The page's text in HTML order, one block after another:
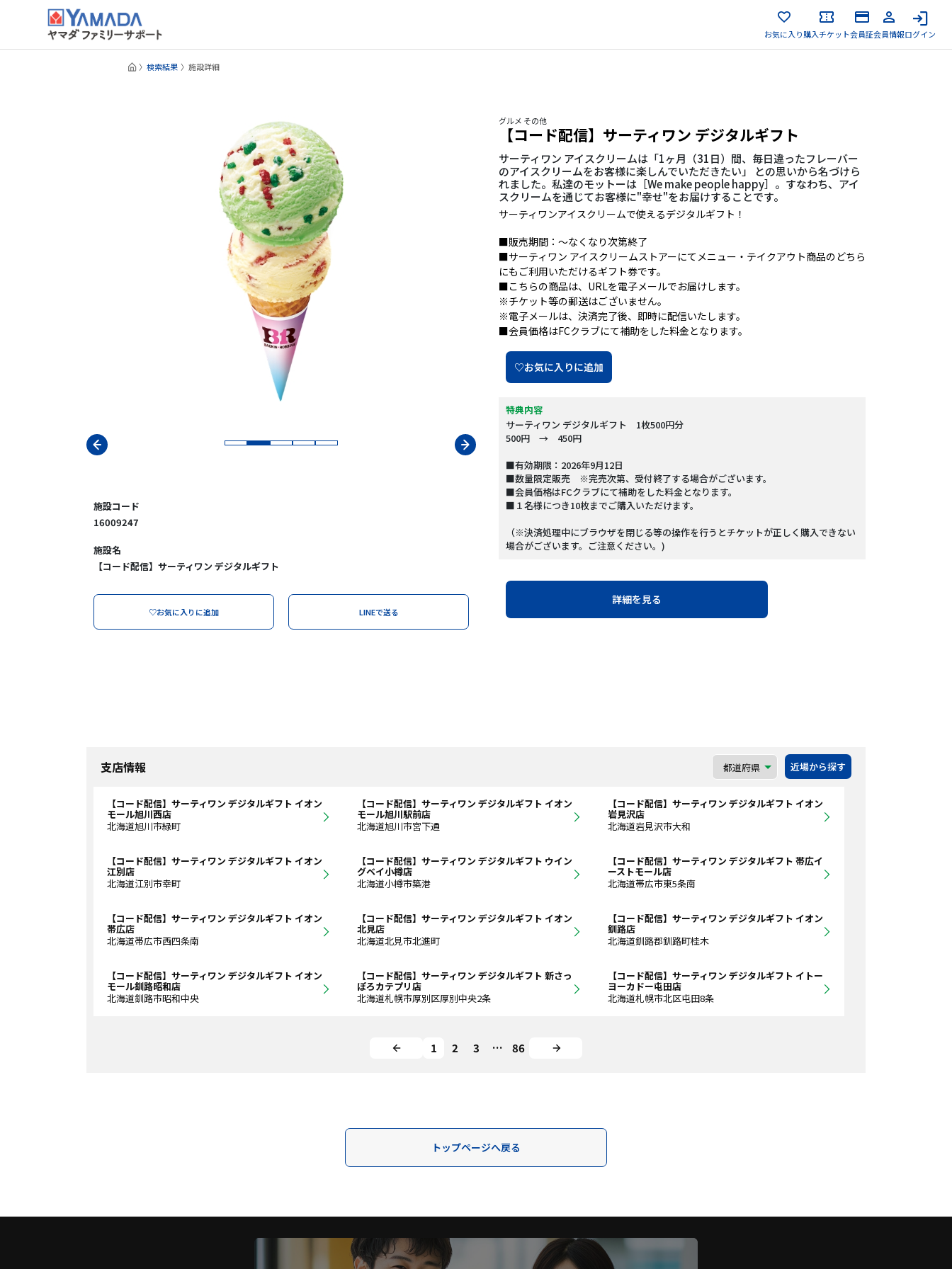
お気に入り購入チケット会員証会員情報ログイン
検索結果 施設詳細
グルメ その他
【コード配信】サーティワン デジタルギフト
サーティワン アイスクリームは「1ヶ月（31日）間、毎日違ったフレーバー
のアイスクリームをお客様に楽しんでいただきたい」 との思いから名づけら
れました。私達のモットーは［We make people happy］。すなわち、アイ
スクリームを通じてお客様に"幸せ"をお届けすることです。
サーティワンアイスクリームで使えるデジタルギフト！
■販売期間：～なくなり次第終了
■サーティワン アイスクリームストアーにてメニュー・テイクアウト商品のどちら
にもご利用いただけるギフト券です。
■こちらの商品は、URLを電子メールでお届けします。
※チケット等の郵送はございません。
※電子メールは、決済完了後、即時に配信いたします。
■会員価格はFCクラブにて補助をした料金となります。
♡お気に入りに追加
特典内容
サーティワン デジタルギフト 1枚500円分
500円 → 450円
■有効期限：2026年9月12日
■数量限定販売 ※完売次第、受付終了する場合がございます。
■会員価格はFCクラブにて補助をした料金となります。
■１名様につき10枚までご購入いただけます。
（※決済処理中にブラウザを閉じる等の操作を行うとチケットが正しく購入できない
場合がございます。ご注意ください。)
詳細を見る
施設コード
16009247
施設名
【コード配信】サーティワン デジタルギフト
♡お気に入りに追加 LINEで送る
支店情報 近場から探す
【コード配信】サーティワン デジタルギフト イオン
モール旭川西店
北海道旭川市緑町
【コード配信】サーティワン デジタルギフト イオン
モール旭川駅前店
北海道旭川市宮下通
【コード配信】サーティワン デジタルギフト イオン
岩見沢店
北海道岩見沢市大和
【コード配信】サーティワン デジタルギフト イオン
江別店
北海道江別市幸町
【コード配信】サーティワン デジタルギフト ウイン
グベイ小樽店
北海道小樽市築港
【コード配信】サーティワン デジタルギフト 帯広イ
ーストモール店
北海道帯広市東5条南
【コード配信】サーティワン デジタルギフト イオン
帯広店
北海道帯広市西四条南
【コード配信】サーティワン デジタルギフト イオン
北見店
北海道北見市北進町
【コード配信】サーティワン デジタルギフト イオン
釧路店
北海道釧路郡釧路町桂木
【コード配信】サーティワン デジタルギフト イオン
モール釧路昭和店
北海道釧路市昭和中央
【コード配信】サーティワン デジタルギフト 新さっ
ぽろカテプリ店
北海道札幌市厚別区厚別中央2条
【コード配信】サーティワン デジタルギフト イトー
ヨーカドー屯田店
北海道札幌市北区屯田8条
1 2 3 … 86
トップページへ戻る